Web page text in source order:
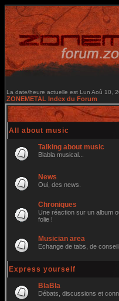
La date/heure actuelle est Lun Aoû 10,
ZONEMETAL Index du Forum
All about music
Talking about music
Blabla musical...
News
Oui, des news.
Chroniques
Une réaction sur un album
folie !
Musician area
Echange de tabs, de
Express yourself
BlaBla
Débats, discussions et